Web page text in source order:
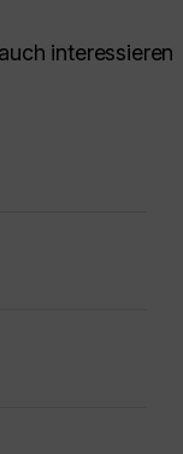
interessieren